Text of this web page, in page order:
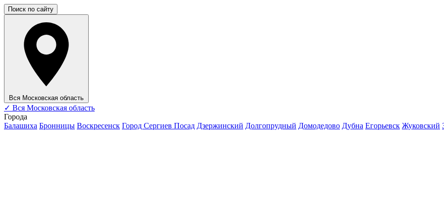
Поиск по сайту
Вся Московская область
✓ Вся Московская область
Города
Балашиха Бронницы Воскресенск Город Сергиев Посад Дзержинский Долгопрудный Домодедово Дубна Егорьевск Жуковский